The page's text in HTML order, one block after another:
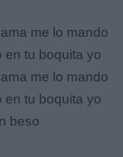
me lo mando
en tu boquita yo
me lo mando
en tu boquita yo
beso